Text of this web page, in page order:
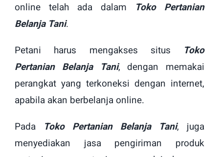
online telah ada dalam
Toko Pertanian
Belanja Tani.
Petani harus mengakses situs
Toko
Pertanian Belanja Tani, dengan memakai
perangkat yang terkoneksi dengan internet,
apabila akan berbelanja online.
Pada
Toko Pertanian Belanja Tani, juga
menyediakan jasa pengiriman produk